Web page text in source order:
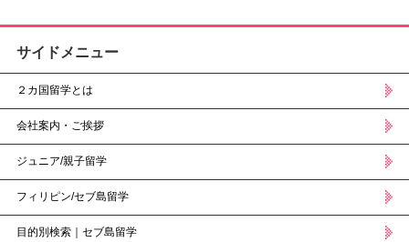
サイドメニュー
２カ国留学とは
会社案内・ご挨拶
ジュニア/親子留学
フィリピン/セブ島留学
目的別検索｜セブ島留学